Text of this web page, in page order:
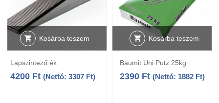
Kosárba teszem
Lapszintező ék
4200 Ft (Nettó: 3307 Ft)
Kosárba teszem
Baumit Uni Putz 25kg
2390 Ft (Nettó: 1882 Ft)